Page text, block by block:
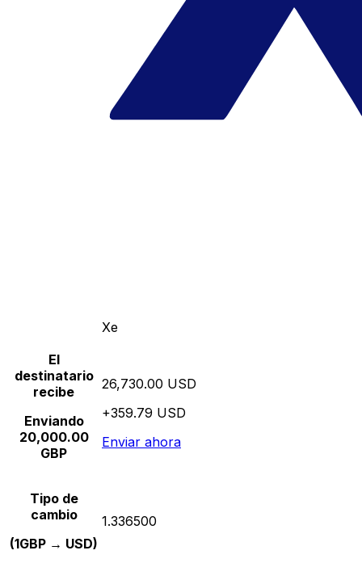
Xe
El
destinatario
recibe
Enviando
20,000.00
GBP
26,730.00 USD
+359.79 USD
Enviar ahora
Tipo de
cambio
(1GBP → USD)
1.336500